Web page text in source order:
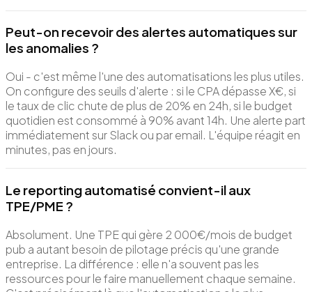
Peut-on recevoir des alertes automatiques sur
les anomalies ?
Oui - c'est même l'une des automatisations les plus utiles.
On configure des seuils d'alerte : si le CPA dépasse X€, si
le taux de clic chute de plus de 20% en 24h, si le budget
quotidien est consommé à 90% avant 14h. Une alerte part
immédiatement sur Slack ou par email. L'équipe réagit en
minutes, pas en jours.
Le reporting automatisé convient-il aux
TPE/PME ?
Absolument. Une TPE qui gère 2 000€/mois de budget
pub a autant besoin de pilotage précis qu'une grande
entreprise. La différence : elle n'a souvent pas les
ressources pour le faire manuellement chaque semaine.